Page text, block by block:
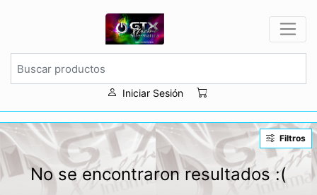
Iniciar Sesión
Filtros
No se encontraron resultados :(